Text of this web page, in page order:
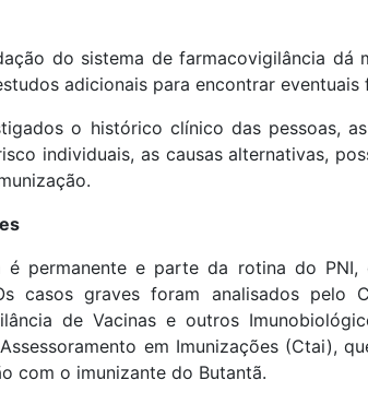
do sistema de farmacovigilância dá
adicionais para encontrar eventuais
o histórico clínico das pessoas,
individuais, as causas alternativas,
é permanente e parte da rotina do PNI,
casos graves foram analisados pelo
de Vacinas e outros
em Imunizações (Ctai),
com o imunizante do Butantã.